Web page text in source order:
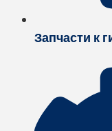
Запчасти к